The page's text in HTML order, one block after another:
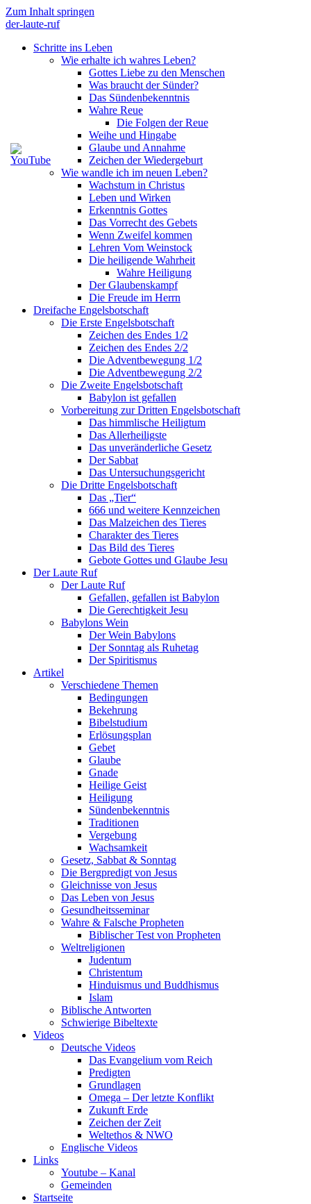
Zum Inhalt springen
der-laute-ruf
Schritte ins Leben
Wie erhalte ich wahres Leben?
Gottes Liebe zu den Menschen
Was braucht der Sünder?
Das Sündenbekenntnis
Wahre Reue
Die Folgen der Reue
Weihe und Hingabe
Glaube und Annahme
Zeichen der Wiedergeburt
Wie wandle ich im neuen Leben?
Wachstum in Christus
Leben und Wirken
Erkenntnis Gottes
Das Vorrecht des Gebets
Wenn Zweifel kommen
Lehren Vom Weinstock
Die heiligende Wahrheit
Wahre Heiligung
Der Glaubenskampf
Die Freude im Herrn
Dreifache Engelsbotschaft
Die Erste Engelsbotschaft
Zeichen des Endes 1/2
Zeichen des Endes 2/2
Die Adventbewegung 1/2
Die Adventbewegung 2/2
Die Zweite Engelsbotschaft
Babylon ist gefallen
Vorbereitung zur Dritten Engelsbotschaft
Das himmlische Heiligtum
Das Allerheiligste
Das unveränderliche Gesetz
Der Sabbat
Das Untersuchungsgericht
Die Dritte Engelsbotschaft
Das „Tier“
666 und weitere Kennzeichen
Das Malzeichen des Tieres
Charakter des Tieres
Das Bild des Tieres
Gebote Gottes und Glaube Jesu
Der Laute Ruf
Der Laute Ruf
Gefallen, gefallen ist Babylon
Die Gerechtigkeit Jesu
Babylons Wein
Der Wein Babylons
Der Sonntag als Ruhetag
Der Spiritismus
Artikel
Verschiedene Themen
Bedingungen
Bekehrung
Bibelstudium
Erlösungsplan
Gebet
Glaube
Gnade
Heilige Geist
Heiligung
Sündenbekenntnis
Traditionen
Vergebung
Wachsamkeit
Gesetz, Sabbat & Sonntag
Die Bergpredigt von Jesus
Gleichnisse von Jesus
Das Leben von Jesus
Gesundheitsseminar
Wahre & Falsche Propheten
Biblischer Test von Propheten
Weltreligionen
Judentum
Christentum
Hinduismus und Buddhismus
Islam
Biblische Antworten
Schwierige Bibeltexte
Videos
Deutsche Videos
Das Evangelium vom Reich
Predigten
Grundlagen
Omega – Der letzte Konflikt
Zukunft Erde
Zeichen der Zeit
Weltethos & NWO
Englische Videos
Links
Youtube – Kanal
Gemeinden
Startseite